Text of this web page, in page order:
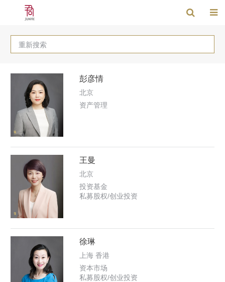
重新搜索
彭彦情
北京
资产管理
王曼
北京
投资基金
私募股权/创业投资
徐琳
上海 香港
资本市场
私募股权/创业投资